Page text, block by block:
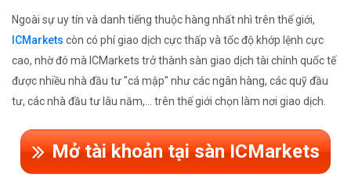
Ngoài sự uy tín và danh tiếng thuộc hàng nhất nhì trên thế giới,
ICMarkets còn có phí giao dịch cực thấp và tốc độ khớp lệnh cực
cao, nhờ đó mà ICMarkets trở thành sàn giao dịch tài chính quốc tế
được nhiều nhà đầu tư "cá mập" như các ngân hàng, các quỹ đầu
tư, các nhà đầu tư lâu năm,... trên thế giới chọn làm nơi giao dịch.
Mở tài khoản tại sàn ICMarkets